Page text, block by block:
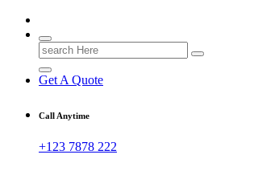
Search
for:
Get A Quote
Call Anytime
+123 7878 222